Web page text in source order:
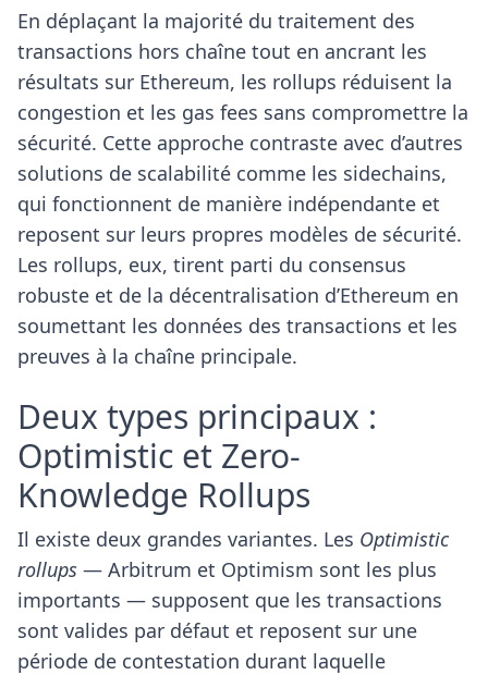
En déplaçant la majorité du traitement des
transactions hors chaîne tout en ancrant les
résultats sur Ethereum, les rollups réduisent la
congestion et les gas fees sans compromettre la
sécurité. Cette approche contraste avec d’autres
solutions de scalabilité comme les sidechains,
qui fonctionnent de manière indépendante et
reposent sur leurs propres modèles de sécurité.
Les rollups, eux, tirent parti du consensus
robuste et de la décentralisation d’Ethereum en
soumettant les données des transactions et les
preuves à la chaîne principale.
Deux types principaux :
Optimistic et Zero-
Knowledge Rollups
Il existe deux grandes variantes. Les Optimistic
rollups — Arbitrum et Optimism sont les plus
importants — supposent que les transactions
sont valides par défaut et reposent sur une
période de contestation durant laquelle